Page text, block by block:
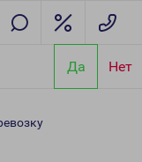
Да Нет